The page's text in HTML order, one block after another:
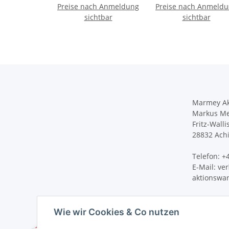
Wie wir Cookies & Co nutzen
Monuments "
AMBIENTE
Preise nach Anmeldung
sichtbar
FISH OF THE SEA
blue )
Preise nach
sichtbar
Marmey
Markus
Fritz-
28832
Telefon:
E-Mail: